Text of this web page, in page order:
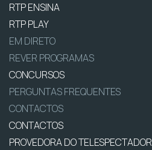
RTP ENSINA
RTP PLAY
EM DIRETO
REVER PROGRAMAS
CONCURSOS
PERGUNTAS FREQUENTES
CONTACTOS
CONTACTOS
PROVEDORA DO TELESPECTADOR